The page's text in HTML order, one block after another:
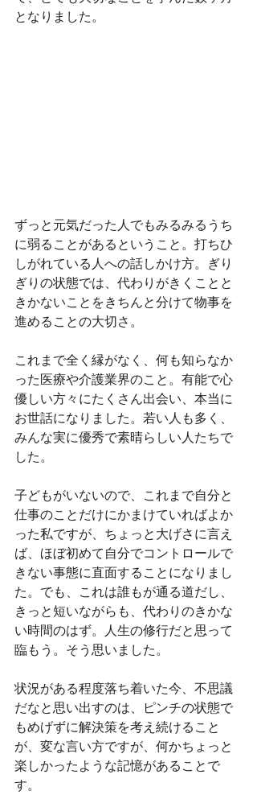
となりました。
ずっと元気だった人でもみるみるうち
に弱ることがあるということ。打ちひ
しがれている人への話しかけ方。ぎり
ぎりの状態では、代わりがきくことと
きかないことをきちんと分けて物事を
進めることの大切さ。
これまで全く縁がなく、何も知らなか
った医療や介護業界のこと。有能で心
優しい方々にたくさん出会い、本当に
お世話になりました。若い人も多く、
みんな実に優秀で素晴らしい人たちで
した。
子どもがいないので、これまで自分と
仕事のことだけにかまけていればよか
った私ですが、ちょっと大げさに言え
ば、ほぼ初めて自分でコントロールで
きない事態に直面することになりまし
た。でも、これは誰もが通る道だし、
きっと短いながらも、代わりのきかな
い時間のはず。人生の修行だと思って
臨もう。そう思いました。
状況がある程度落ち着いた今、不思議
だなと思い出すのは、ピンチの状態で
もめげずに解決策を考え続けること
が、変な言い方ですが、何かちょっと
楽しかったような記憶があることで
す。